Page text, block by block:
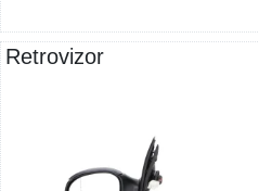
Retrovizor